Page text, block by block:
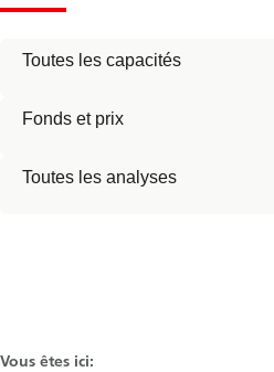
Toutes les capacités
Fonds et prix
Toutes les analyses
Vous êtes ici: